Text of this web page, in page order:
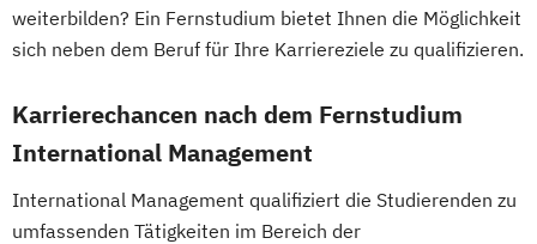
weiterbilden? Ein Fernstudium bietet Ihnen die Möglichkeit
sich neben dem Beruf für Ihre Karriereziele zu qualifizieren.
Karrierechancen nach dem Fernstudium
International Management
International Management qualifiziert die Studierenden zu
umfassenden Tätigkeiten im Bereich der